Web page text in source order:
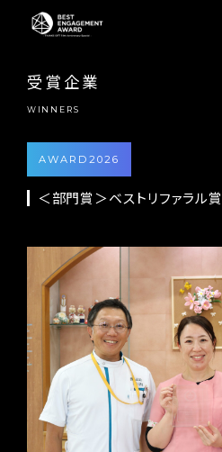
受賞企業
WINNERS
AWARD2026
＜部門賞＞ベストリファラル賞